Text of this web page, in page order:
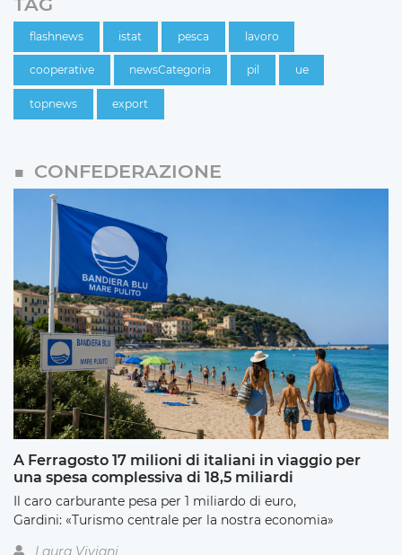
flashnews istat pesca lavoro
cooperative newsCategoria pil ue
topnews export
CONFEDERAZIONE
A Ferragosto 17 milioni di italiani in viaggio per
una spesa complessiva di 18,5 miliardi
Il caro carburante pesa per 1 miliardo di euro,
Gardini: «Turismo centrale per la nostra economia»
Laura Viviani